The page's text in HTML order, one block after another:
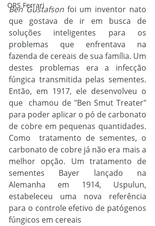
ORS Ferrari
Ben Gustafson foi um inventor nato
que gostava de ir em busca de
soluções inteligentes para os
problemas que enfrentava na
fazenda de cereais de sua família. Um
destes problemas era a infecção
fúngica transmitida pelas sementes.
Então, em 1917, ele desenvolveu o
que  chamou de "Ben Smut Treater"
para poder aplicar o pó de carbonato
de cobre em pequenas quantidades.
Como  tratamento de sementes, o
carbonato de cobre já não era mais a
melhor opção. Um tratamento de
sementes Bayer lançado na
Alemanha em 1914, Uspulun,
estabeleceu uma nova referência
para o controle efetivo de patógenos
fúngicos em cereais